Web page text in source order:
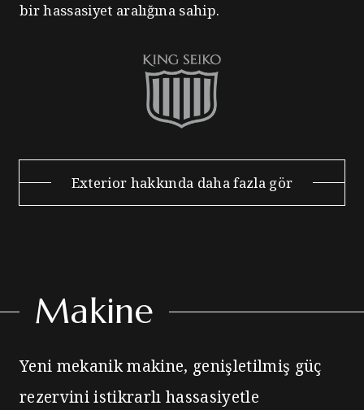
bir hassasiyet aralığına sahip.
Exterior hakkında daha fazla gör
Makine
Yeni mekanik makine, genişletilmiş güç
rezervini istikrarlı hassasiyetle